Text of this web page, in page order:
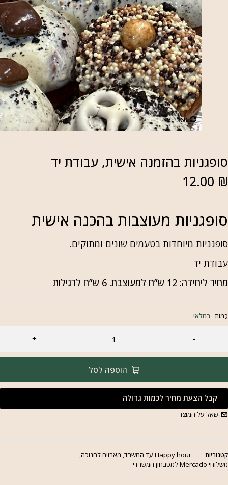
360
סופגניות בהזמנה אישית, עבודת יד
12.00 ₪
סופגניות מעוצבות בהכנה אישית
סופגניות מיוחדות בטעמים שונים ומתוקים.
עבודת יד
מחיר ליחידה: 12 ש”ח למעוצבת. 6 ש”ח לרגילות
כַּמוּת במלאי
הוספה לסל
קבל הצעת מחיר לכמות גדולה
שאל על המוצר
קטגוריות Happy hour עד המשרד , מארזים לחנוכה,
משלוחי Mercado למטבחון המשרדי